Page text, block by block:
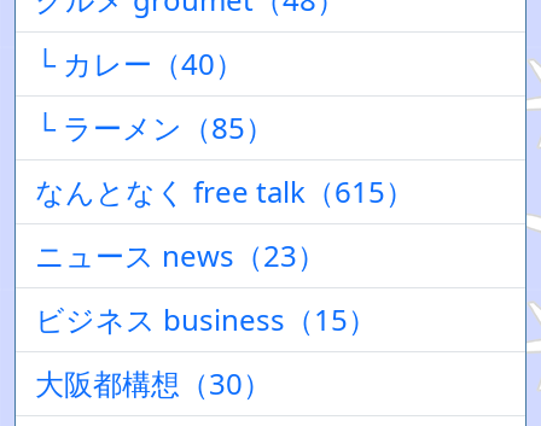
└ カレー（40）
└ ラーメン（85）
なんとなく free talk（615）
ニュース news（23）
ビジネス business（15）
大阪都構想（30）